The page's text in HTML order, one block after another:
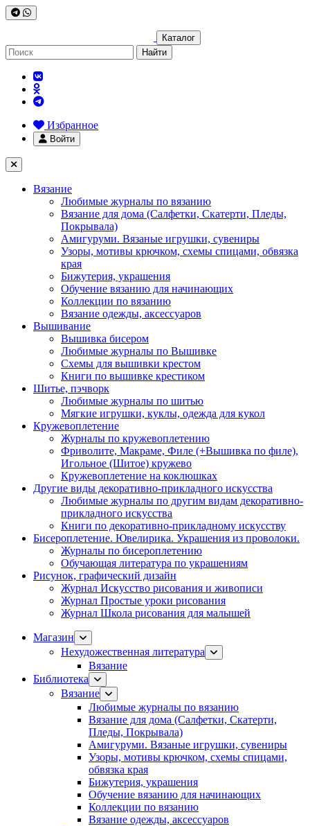
Каталог
Найти
Избранное
Войти
Вязание
Любимые журналы по вязанию
Вязание для дома (Салфетки, Скатерти, Пледы,
Покрывала)
Амигуруми. Вязаные игрушки, сувениры
Узоры, мотивы крючком, схемы спицами, обвязка
края
Бижутерия, украшения
Обучение вязанию для начинающих
Коллекции по вязанию
Вязание одежды, аксессуаров
Вышивание
Вышивка бисером
Любимые журналы по Вышивке
Схемы для вышивки крестом
Книги по вышивке крестиком
Шитье, пэчворк
Любимые журналы по шитью
Мягкие игрушки, куклы, одежда для кукол
Кружевоплетение
Журналы по кружевоплетению
Фриволите, Макраме, Филе (+Вышивка по филе),
Игольное (Шитое) кружево
Кружевоплетение на коклюшках
Другие виды декоративно-прикладного искусства
Любимые журналы по другим видам декоративно-
прикладного искусства
Книги по декоративно-прикладному искусству
Бисероплетение. Ювелирика. Украшения из проволоки.
Журналы по бисероплетению
Обучающая литература по украшениям
Рисунок, графический дизайн
Журнал Искусство рисования и живописи
Журнал Простые уроки рисования
Журнал Школа рисования для малышей
Магазин
Нехудожественная литература
Вязание
Библиотека
Вязание
Любимые журналы по вязанию
Вязание для дома (Салфетки, Скатерти,
Пледы, Покрывала)
Амигуруми. Вязаные игрушки, сувениры
Узоры, мотивы крючком, схемы спицами,
обвязка края
Бижутерия, украшения
Обучение вязанию для начинающих
Коллекции по вязанию
Вязание одежды, аксессуаров